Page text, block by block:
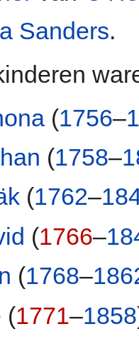
Sanders.
(1756–
(1758–
(1762–
(1766–
(1768–
(1771–1858